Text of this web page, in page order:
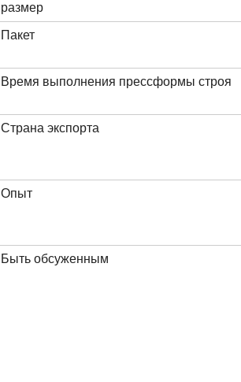
размер
Пакет
Время выполнения прессформы строя
Страна экспорта
Опыт
Быть обсуженным